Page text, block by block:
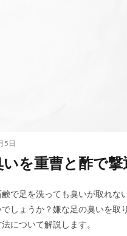
5日
いを重曹と酢で
鹸で足を洗っても臭いが取れ
しょうか？嫌な足の臭いを取
について解説します。